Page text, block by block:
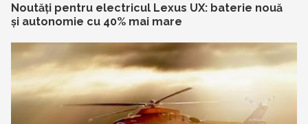
Noutăți pentru electricul Lexus UX: baterie nouă
și autonomie cu 40% mai mare